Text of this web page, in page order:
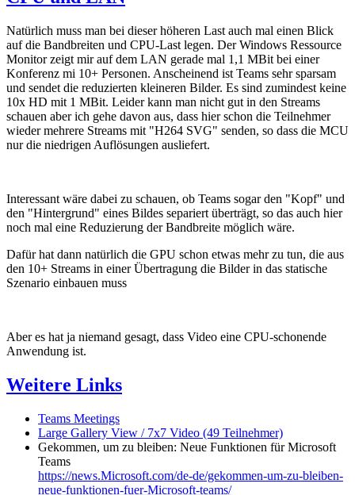
Natürlich muss man bei dieser höheren Last auch mal einen Blick
auf die Bandbreiten und CPU-Last legen. Der Windows Ressource
Monitor zeigt mir auf dem LAN gerade mal 1,1 MBit bei einer
Konferenz mi 10+ Personen. Anscheinend ist Teams sehr sparsam
und sendet die reduzierten kleineren Bilder. Es sind zumindest keine
10x HD mit 1 MBit. Leider kann man nicht gut in den Streams
schauen aber ich gehe davon aus, dass hier schon die Teilnehmer
wieder mehrere Streams mit "H264 SVG" senden, so dass die MCU
nur die niedrigen Auflösungen ausliefert.
Interessant wäre dabei zu schauen, ob Teams sogar den "Kopf" und
den "Hintergrund" eines Bildes separiert überträgt, so das auch hier
noch mal eine Reduzierung der Bandbreite möglich wäre.
Dafür hat dann natürlich die GPU schon etwas mehr zu tun, die aus
den 10+ Streams in einer Übertragung die Bilder in das statische
Szenario einbauen muss
Aber es hat ja niemand gesagt, dass Video eine CPU-schonende
Anwendung ist.
Weitere Links
Teams Meetings
Large Gallery View / 7x7 Video (49 Teilnehmer)
Gekommen, um zu bleiben: Neue Funktionen für Microsoft
Teams
https://news.Microsoft.com/de-de/gekommen-um-zu-bleiben-
neue-funktionen-fuer-Microsoft-teams/